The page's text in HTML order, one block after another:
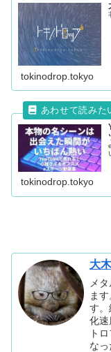
tokinodrop.tokyo
tokinodrop.tokyo
大
メ
ま
す。
化速
ト
なっ